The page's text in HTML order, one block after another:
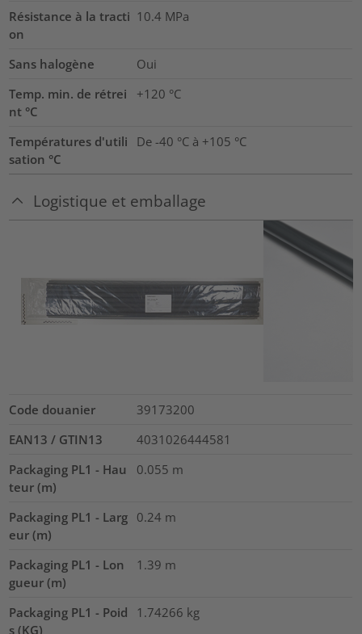
Résistance à la tracti
on
10.4 MPa
Sans halogène
Oui
Temp. min. de rétrei
nt °C
+120 °C
Températures d'utili
sation °C
De -40 °C à +105 °C
Logistique et emballage
Code douanier
39173200
EAN13 / GTIN13
4031026444581
Packaging PL1 - Hau
teur (m)
0.055 m
Packaging PL1 - Larg
eur (m)
0.24 m
Packaging PL1 - Lon
gueur (m)
1.39 m
Packaging PL1 - Poid
s (KG)
1.74266 kg